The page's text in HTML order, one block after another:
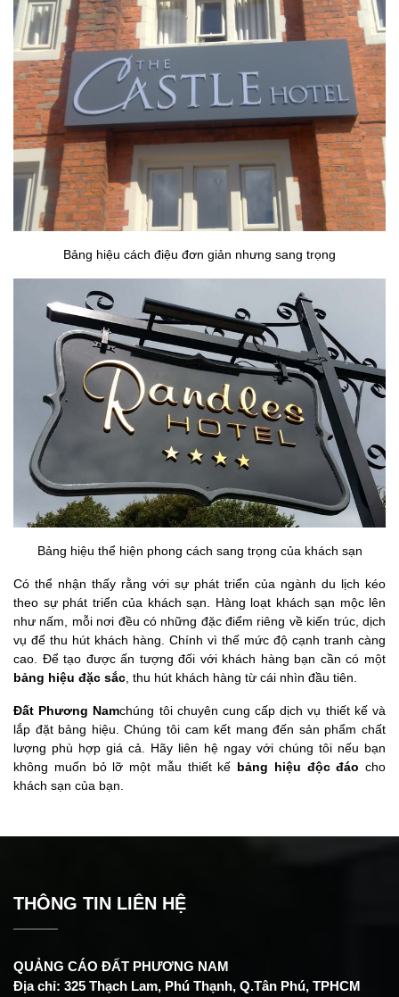
Bảng hiệu cách điệu đơn giản nhưng sang trọng
Bảng hiệu thể hiện phong cách sang trọng của khách sạn
Có thể nhận thấy rằng với sự phát triển của ngành du lịch kéo
theo sự phát triển của khách sạn. Hàng loạt khách sạn mộc lên
như nấm, mỗi nơi đều có những đặc điểm riêng về kiến trúc, dịch
vụ để thu hút khách hàng. Chính vì thế mức độ cạnh tranh càng
cao. Để tạo được ấn tượng đối với khách hàng bạn cần có một
bảng hiệu đặc sắc, thu hút khách hàng từ cái nhìn đầu tiên.
Đất Phương Namchúng tôi chuyên cung cấp dịch vụ thiết kế và
lắp đặt bảng hiệu. Chúng tôi cam kết mang đến sản phẩm chất
lượng phù hợp giá cả. Hãy liên hệ ngay với chúng tôi nếu bạn
không muốn bỏ lỡ một mẫu thiết kế bảng hiệu độc đáo cho
khách sạn của bạn.
THÔNG TIN LIÊN HỆ
QUẢNG CÁO ĐẤT PHƯƠNG NAM
Địa chỉ: 325 Thạch Lam, Phú Thạnh, Q.Tân Phú, TPHCM